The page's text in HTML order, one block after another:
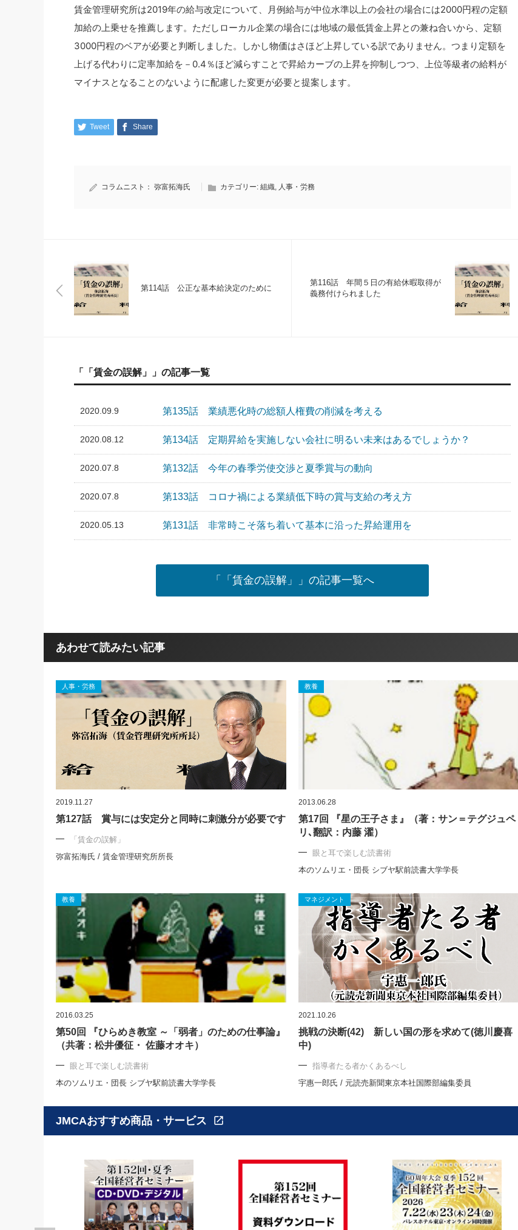
賃金管理研究所は2019年の給与改定について、月例給与が中位水準以上の会社の場合には2000円程の定額
加給の上乗せを推薦します。ただしローカル企業の場合には地域の最低賃金上昇との兼ね合いから、定額
3000円程のベアが必要と判断しました。しかし物価はさほど上昇している訳でありません。つまり定額を
上げる代わりに定率加給を－0.4％ほど減らすことで昇給カーブの上昇を抑制しつつ、上位等級者の給料が
マイナスとなることのないように配慮した変更が必要と提案します。
Tweet Share
コラムニスト： 弥富拓海氏 カテゴリー: 組織, 人事・労務
第114話 公正な基本給決定のために
第116話 年間５日の有給休暇取得が
義務付けられました
「「賃金の誤解」」の記事一覧
2020.09.9 第135話 業績悪化時の総額人権費の削減を考える
2020.08.12 第134話 定期昇給を実施しない会社に明るい未来はあるでしょうか？
2020.07.8 第132話 今年の春季労使交渉と夏季賞与の動向
2020.07.8 第133話 コロナ禍による業績低下時の賞与支給の考え方
2020.05.13 第131話 非常時こそ落ち着いて基本に沿った昇給運用を
「「賃金の誤解」」の記事一覧へ
あわせて読みたい記事
人事・労務
2019.11.27
第127話 賞与には安定分と同時に刺激分が必要です
「賃金の誤解」
弥富拓海氏 / 賃金管理研究所所長
教養
2013.06.28
第17回 『星の王子さま』（著：サン＝テグジュペ
リ､翻訳：内藤 濯）
眼と耳で楽しむ読書術
本のソムリエ・団長 シブヤ駅前読書大学学長
教養
2016.03.25
第50回 『ひらめき教室 ～「弱者」のための仕事論』
（共著：松井優征・ 佐藤オオキ）
眼と耳で楽しむ読書術
本のソムリエ・団長 シブヤ駅前読書大学学長
マネジメント
2021.10.26
挑戦の決断(42) 新しい国の形を求めて(徳川慶喜
中)
指導者たる者かくあるべし
宇惠一郎氏 / 元読売新聞東京本社国際部編集委員
JMCAおすすめ商品・サービス open_in_new